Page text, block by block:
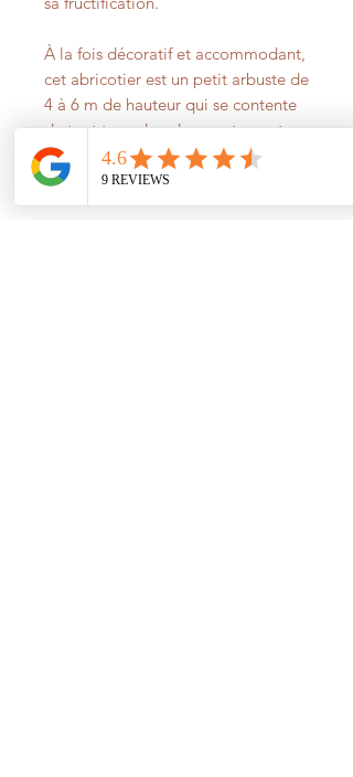
À la fois décoratif et accommodant,
cet abricotier est un petit arbuste de
4 à 6 m de hauteur qui se contente
de tout type de sol correctement
drainé car il redoute les excès
d’humidité.